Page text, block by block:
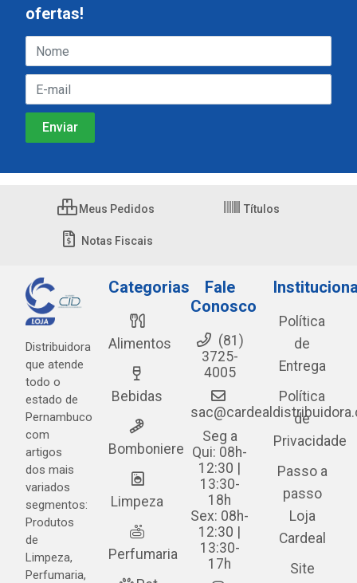
ofertas!
Meus Pedidos Títulos
Notas Fiscais
Distribuidora
que atende
todo o
estado de
Pernambuco
com
artigos
dos mais
variados
segmentos:
Produtos
de
Limpeza,
Perfumaria,
Categorias
Alimentos
Bebidas
Bomboniere
Limpeza
Perfumaria
Fale
Conosco
(81)
3725-
4005
Seg a
Qui: 08h-
12:30 |
13:30-
18h
Sex: 08h-
12:30 |
13:30-
17h
Política
de
Entrega
Política
de
Privacidade
Passo a
passo
Loja
Cardeal
Site